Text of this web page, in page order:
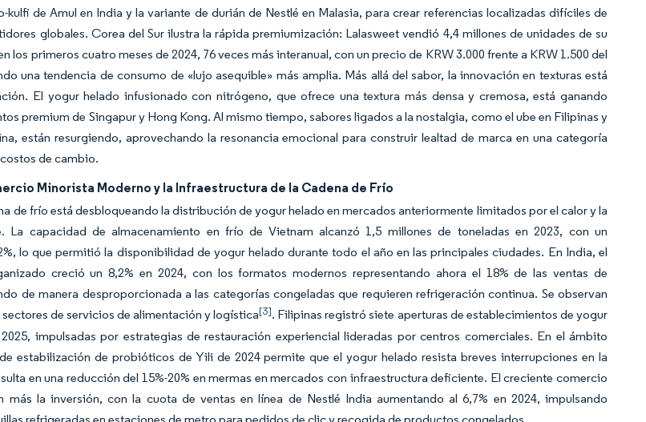
de Amul en India y la variante de durián de Nestlé en Malasia, para crear referencias localizadas difíciles de
globales. Corea del Sur ilustra la rápida premiumización: Lalasweet vendió 4,4 millones de unidades de su
los primeros cuatro meses de 2024, 76 veces más interanual, con un precio de KRW 3.000 frente a KRW 1.500 del
una tendencia de consumo de «lujo asequible» más amplia. Más allá del sabor, la innovación en texturas está
El yogur helado infusionado con nitrógeno, que ofrece una textura más densa y cremosa, está ganando
premium de Singapur y Hong Kong. Al mismo tiempo, sabores ligados a la nostalgia, como el ube en Filipinas y
están resurgiendo, aprovechando la resonancia emocional para construir lealtad de marca en una categoría
de cambio.
Minorista Moderno y la Infraestructura de la Cadena de Frío
de frío está desbloqueando la distribución de yogur helado en mercados anteriormente limitados por el calor y la
La capacidad de almacenamiento en frío de Vietnam alcanzó 1,5 millones de toneladas en 2023, con un
lo que permitió la disponibilidad de yogur helado durante todo el año en las principales ciudades. En India, el
creció un 8,2% en 2024, con los formatos modernos representando ahora el 18% de las ventas de
de manera desproporcionada a las categorías congeladas que requieren refrigeración continua. Se observan
sectores de servicios de alimentación y logística[3]. Filipinas registró siete aperturas de establecimientos de yogur
impulsadas por estrategias de restauración experiencial lideradas por centros comerciales. En el ámbito
estabilización de probióticos de Yili de 2024 permite que el yogur helado resista breves interrupciones en la
en una reducción del 15%-20% en mermas en mercados con infraestructura deficiente. El creciente comercio
más la inversión, con la cuota de ventas en línea de Nestlé India aumentando al 6,7% en 2024, impulsando